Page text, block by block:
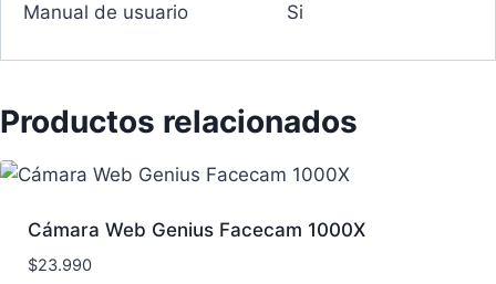
Manual de usuario
Si
Productos relacionados
Cámara Web Genius Facecam 1000X
$23.990